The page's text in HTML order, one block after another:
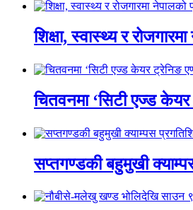
शिक्षा, स्वास्थ्य र
चितवनमा ‘सिटी एज्ड
सप्तगण्डकी बहुमुखी